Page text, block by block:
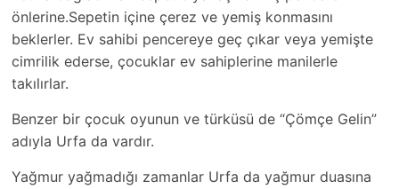
önlerine.Sepetin içine çerez ve yemiş konmasını
beklerler. Ev sahibi pencereye geç çıkar veya yemişte
cimrilik ederse, çocuklar ev sahiplerine manilerle
takılırlar.
Benzer bir çocuk oyunun ve türküsü de “Çömçe Gelin”
adıyla Urfa da vardır.
Yağmur yağmadığı zamanlar Urfa da yağmur duasına